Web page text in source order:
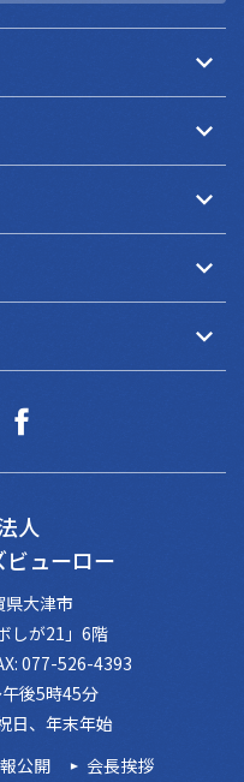
keyboard_arrow_down
keyboard_arrow_down
keyboard_arrow_down
keyboard_arrow_down
keyboard_arrow_down
人
ューロー
大津市
しが21」6階
077-526-4393
後5時45分
日、年末年始
公開 会長挨拶